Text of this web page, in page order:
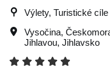
Výlety, Turistické cíle
Vysočina,
Jihlavou, Jihlavsko